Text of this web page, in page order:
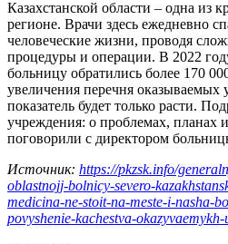
Казахстанской области – одна из
регионе. Врачи здесь ежедневно
человеческие жизни, проводя
процедуры и операции. В 2022
больницу обратились более 170
увеличения перечня оказываемых
показатель будет только расти.
учреждения: о проблемах, планах
поговорили с директором
Источник: https://pkzsk.info/
oblastnojj-bolnicy-severo-
medicina-ne-stoit-na-meste-i-nasha-
povyshenie-kachestva-